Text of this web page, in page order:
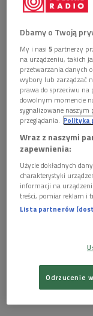
"Pocałunek Judasza" -
Włoszech
Foto:
Bożena Fabiani
autorką wielu
na Zamku
wykopaliska",
sztuce sakralnej",
sztuce", "Ocalić
światowej".
Przez wiele lat
kulturze na
audycji Ewy
Judasz w
płótna
Dbamy o Twoją
My i nasi5 partnerzy
na urządzeniu, takich
przetwarzania danych
wybory lub zarządzać
prawa do sprzeciwu na
dowolnym momencie
sygnalizowane
przeglądania. Polityka
Wraz z naszymi
zapewnienia:
Użycie dokładnych
charakterystyki
informacji na
treści, pomiar reklam i
Lista partnerów
Odrzucenie